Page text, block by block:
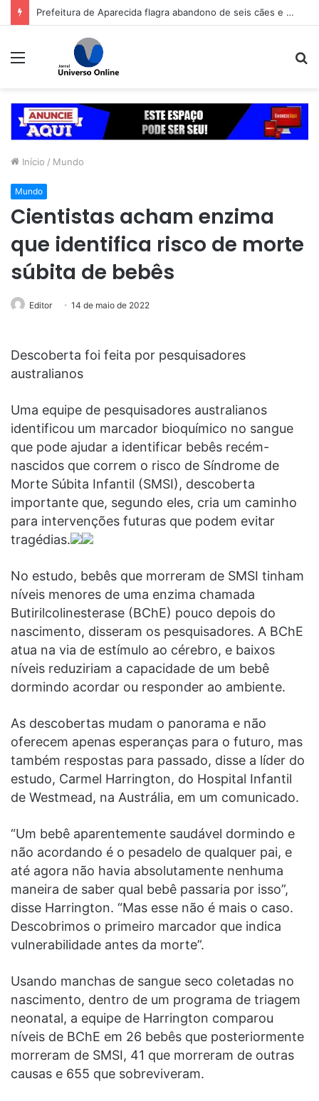
Prefeitura de Aparecida flagra abandono de seis cães e reitera que o ato é crime inafiançável
Menu
Início / Mundo
Mundo
Cientistas acham enzima
que identifica risco de morte
súbita de bebês
Editor 14 de maio de 2022
Descoberta foi feita por pesquisadores
australianos
Uma equipe de pesquisadores australianos
identificou um marcador bioquímico no sangue
que pode ajudar a identificar bebês recém-
nascidos que correm o risco de Síndrome de
Morte Súbita Infantil (SMSI), descoberta
importante que, segundo eles, cria um caminho
para intervenções futuras que podem evitar
tragédias.
No estudo, bebês que morreram de SMSI tinham
níveis menores de uma enzima chamada
Butirilcolinesterase (BChE) pouco depois do
nascimento, disseram os pesquisadores. A BChE
atua na via de estímulo ao cérebro, e baixos
níveis reduziriam a capacidade de um bebê
dormindo acordar ou responder ao ambiente.
As descobertas mudam o panorama e não
oferecem apenas esperanças para o futuro, mas
também respostas para passado, disse a líder do
estudo, Carmel Harrington, do Hospital Infantil
de Westmead, na Austrália, em um comunicado.
“Um bebê aparentemente saudável dormindo e
não acordando é o pesadelo de qualquer pai, e
até agora não havia absolutamente nenhuma
maneira de saber qual bebê passaria por isso”,
disse Harrington. “Mas esse não é mais o caso.
Descobrimos o primeiro marcador que indica
vulnerabilidade antes da morte”.
Usando manchas de sangue seco coletadas no
nascimento, dentro de um programa de triagem
neonatal, a equipe de Harrington comparou
níveis de BChE em 26 bebês que posteriormente
morreram de SMSI, 41 que morreram de outras
causas e 655 que sobreviveram.